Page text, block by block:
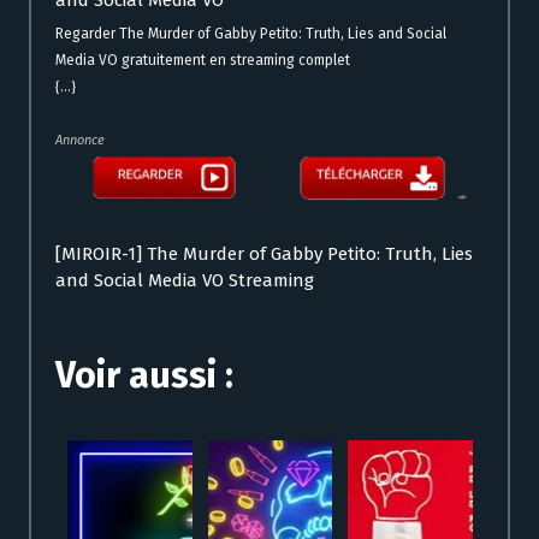
Regarder The Murder of Gabby Petito: Truth, Lies and Social
Media VO gratuitement en streaming complet
{...}
Annonce
[MIROIR-1] The Murder of Gabby Petito: Truth, Lies
and Social Media VO Streaming
Voir aussi :